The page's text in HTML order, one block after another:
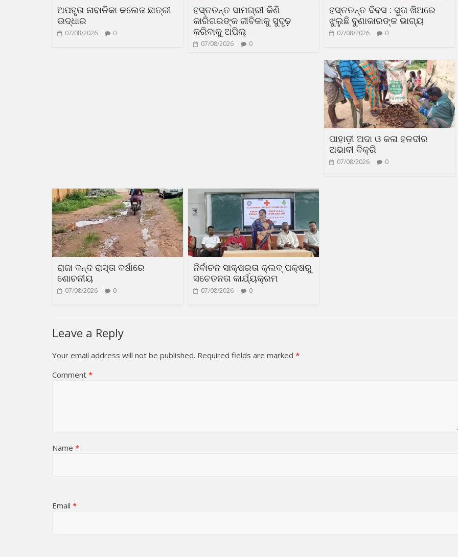
ଅପହୃତା ନାବାଳିକା କଲେଜ ଛାତ୍ରୀ
ଉଦ୍ଧାର
07/08/2026 0
ହସ୍ତତନ୍ତ ସାମଗ୍ରୀ କିଣି
କାରିଗରଙ୍କ ଜୀବିକାକୁ ସୁଦୃଢ଼
କରିବାକୁ ଅପିଲ୍
07/08/2026 0
ହସ୍ତତନ୍ତ ଦିବସ : ସୁତା ଖିଅରେ
ଝୁଲୁଛି ବୁଣାକାରଙ୍କ ଭାଗ୍ୟ
07/08/2026 0
ପାହାଡ଼ୀ ଅଦା ଓ କଳା ହଳଦୀର
ଅଭାବୀ ବିକ୍ରି
07/08/2026 0
ରାଜା ବନ୍ଦ ରାସ୍ତା ବର୍ଷାରେ
ଶୋଚନୀୟ
07/08/2026 0
ନିର୍ବାଚନ ସାକ୍ଷରତା କ୍ଲବ୍ ପକ୍ଷରୁ
ସଚେତନତା କାର୍ଯ୍ୟକ୍ରମ
07/08/2026 0
Leave a Reply
Your email address will not be published. Required fields are marked *
Comment *
Name *
Email *